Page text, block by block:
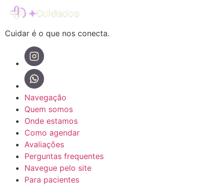
Cuidar é o que nos conecta.
Navegação
Quem somos
Onde estamos
Como agendar
Avaliações
Perguntas frequentes
Navegue pelo site
Para pacientes